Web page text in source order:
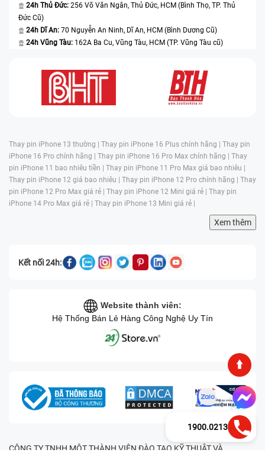
24h Thủ Đức: 256 Võ Văn Ngân, Thủ Đức, HCM (Bình Thọ, TP. Thủ
Đức Cũ)
24h Dĩ An: 70 Nguyễn An Ninh, Dĩ An, HCM (Bình Dương Cũ)
24h Vũng Tàu: 162A Ba Cu, Vũng Tàu, HCM (TP. Vũng Tàu cũ)
Thay pin iPhone 13 thường | Thay pin iPhone 16 Plus chính hãng | Thay pin
iPhone 16 Pro chính hãng | Thay pin iPhone 16 Pro Max chính hãng | Thay
pin iPhone 11 bao nhiêu tiền | Thay pin iPhone 11 Pro Max giá bao nhiêu |
Thay pin iPhone 12 giá bao nhiêu | Thay pin iPhone 12 Pro chính hãng | Thay
pin iPhone 12 Pro Max giá rẻ | Thay pin iPhone 12 Mini giá rẻ | Thay pin
iPhone 14 Pro Max giá rẻ | Thay pin iPhone 13 Mini giá rẻ |
Xem thêm
Kết nối 24h:
Website thành viên:
Hệ Thống Bán Lẻ Hàng Công Nghệ Uy Tín
CÔNG TY TNHH MỘT THÀNH VIÊN ĐÀO TẠO KỸ THUẬT VÀ
1900.0213